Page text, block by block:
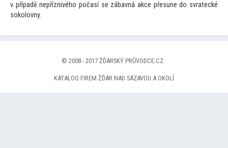
v případě nepříznivého počasí se zábavná akce přesune do svratecké
sokolovny.
© 2008 - 2017 ŽĎÁRSKÝ PRŮVODCE.CZ ·
KATALOG FIREM ŽĎÁR NAD SÁZAVOU A OKOLÍ